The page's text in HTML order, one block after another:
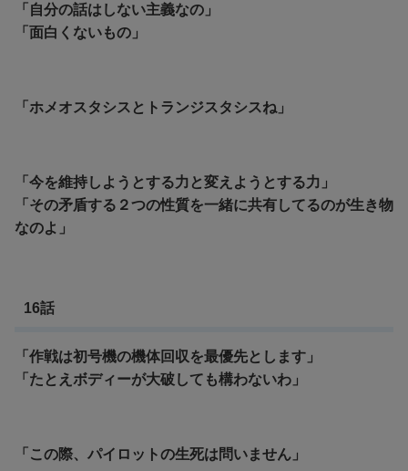
「自分の話はしない主義なの」
「面白くないもの」
「ホメオスタシスとトランジスタシスね」
「今を維持しようとする力と変えようとする力」
「その矛盾する２つの性質を一緒に共有してるのが生き物
なのよ」
16話
「作戦は初号機の機体回収を最優先とします」
「たとえボディーが大破しても構わないわ」
「この際、パイロットの生死は問いません」